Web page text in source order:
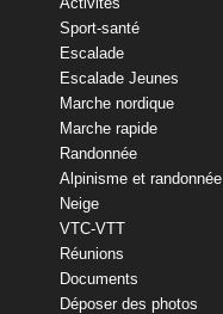
Sport-santé
Escalade
Escalade Jeunes
Marche nordique
Marche rapide
Randonnée
Alpinisme et
Neige
VTC-VTT
Réunions
Documents
Déposer des photos